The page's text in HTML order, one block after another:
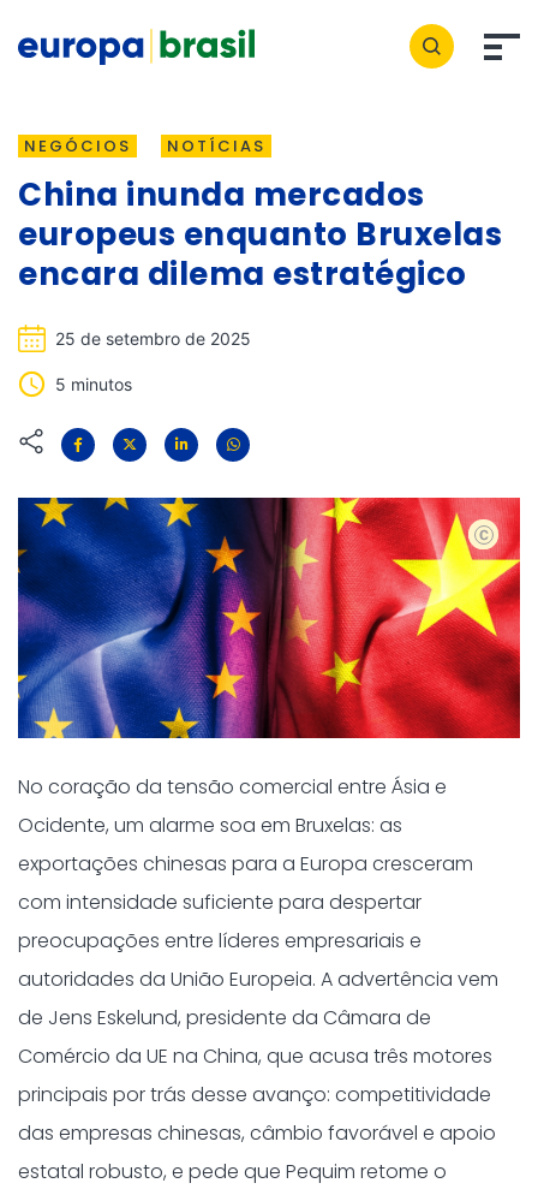
NEGÓCIOS NOTÍCIAS
China inunda mercados
europeus enquanto Bruxelas
encara dilema estratégico
25 de setembro de 2025
5 minutos
No coração da tensão comercial entre Ásia e
Ocidente, um alarme soa em Bruxelas: as
exportações chinesas para a Europa cresceram
com intensidade suficiente para despertar
preocupações entre líderes empresariais e
autoridades da União Europeia. A advertência vem
de Jens Eskelund, presidente da Câmara de
Comércio da UE na China, que acusa três motores
principais por trás desse avanço: competitividade
das empresas chinesas, câmbio favorável e apoio
estatal robusto, e pede que Pequim retome o